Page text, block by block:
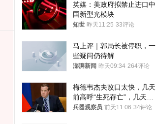
英媒：美政府拟禁止进口中
国新型光模块
知世 昨天11:25 33评论
马上评｜郭局长被停职，一
些疑问仍待解
澎湃新闻 昨天09:34 264评论
梅德韦杰夫改口太快，几天
前高呼“生死存亡”，几天后
又换了一个说法
兵器观察员 前天11:06 34评论